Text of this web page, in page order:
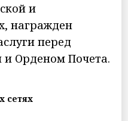
и
награжден
перед
и Орденом Почета.
сетях